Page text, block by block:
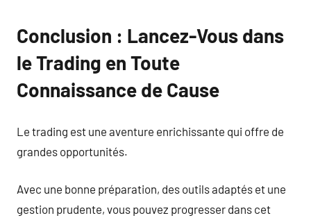
Conclusion : Lancez-Vous dans
le Trading en Toute
Connaissance de Cause
Le trading est une aventure enrichissante qui offre de
grandes opportunités.
Avec une bonne préparation, des outils adaptés et une
gestion prudente, vous pouvez progresser dans cet